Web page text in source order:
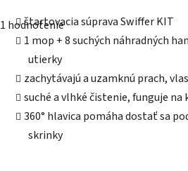
hodnotenie
produktu
hviezdičiek.
1 hodnotenie
štartovacia súprava Swiffer KIT
1 mop + 8 suchých náhradných
utierky
zachytávajú a uzamknú prach,
suché a vlhké čistenie, funguje
360° hlavica pomáha dostať sa
skrinky